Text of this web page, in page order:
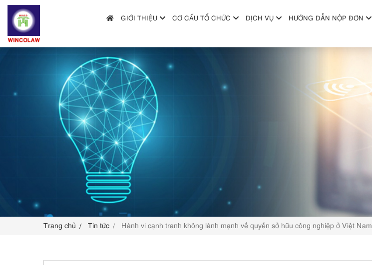
CƠ CẤU TỔ CHỨC
HƯỚNG DẪN NỘP ĐƠN
TRA CỨU SỞ HỮU TRÍ TUỆ
TIN TỨC & VĂN BẢN PHÁP LUẬT
HỎI ĐÁP
GIỚI THIỆU CƠ CẤU TỔ CHỨC DỊCH VỤ HƯỚNG DẪN NỘP ĐƠN
Trang chủ Tin tức Hành vi cạnh tranh không lành mạnh về quyền sở hữu công nghiệp ở Việt Nam